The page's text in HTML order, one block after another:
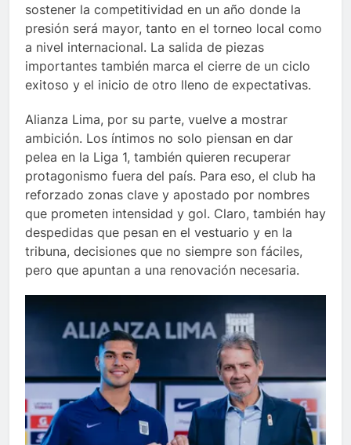
sostener la competitividad en un año donde la
presión será mayor, tanto en el torneo local como
a nivel internacional. La salida de piezas
importantes también marca el cierre de un ciclo
exitoso y el inicio de otro lleno de expectativas.
Alianza Lima, por su parte, vuelve a mostrar
ambición. Los íntimos no solo piensan en dar
pelea en la Liga 1, también quieren recuperar
protagonismo fuera del país. Para eso, el club ha
reforzado zonas clave y apostado por nombres
que prometen intensidad y gol. Claro, también hay
despedidas que pesan en el vestuario y en la
tribuna, decisiones que no siempre son fáciles,
pero que apuntan a una renovación necesaria.